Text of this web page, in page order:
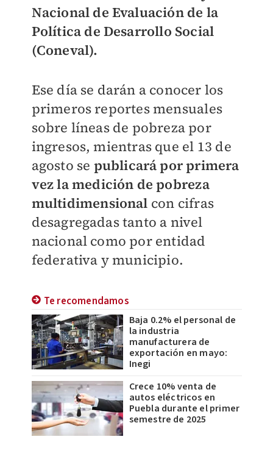
Nacional de Evaluación de la
Política de Desarrollo Social
(Coneval).
Ese día se darán a conocer los
primeros reportes mensuales
sobre líneas de pobreza por
ingresos, mientras que el 13 de
agosto se publicará por primera
vez la medición de pobreza
multidimensional con cifras
desagregadas tanto a nivel
nacional como por entidad
federativa y municipio.
Te recomendamos
Baja 0.2% el personal de
la industria
manufacturera de
exportación en mayo:
Inegi
Crece 10% venta de
autos eléctricos en
Puebla durante el primer
semestre de 2025